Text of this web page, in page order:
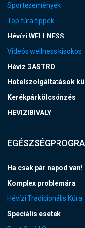
Sportesemények
Top túra tippek
Hévízi WELLNESS
Videós wellness kisokos
Hévíz GASTRO
Hotelszolgáltatások
Kerékpárkölcsönzés
HEVIZIBIVALY
Ha csak pár napod van!
Komplex problémára
Hévízi Tradicionális Kúra
Speciális esetek